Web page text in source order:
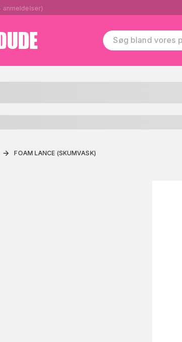
anmeldelser)
FOAM LANCE (SKUMVASK)